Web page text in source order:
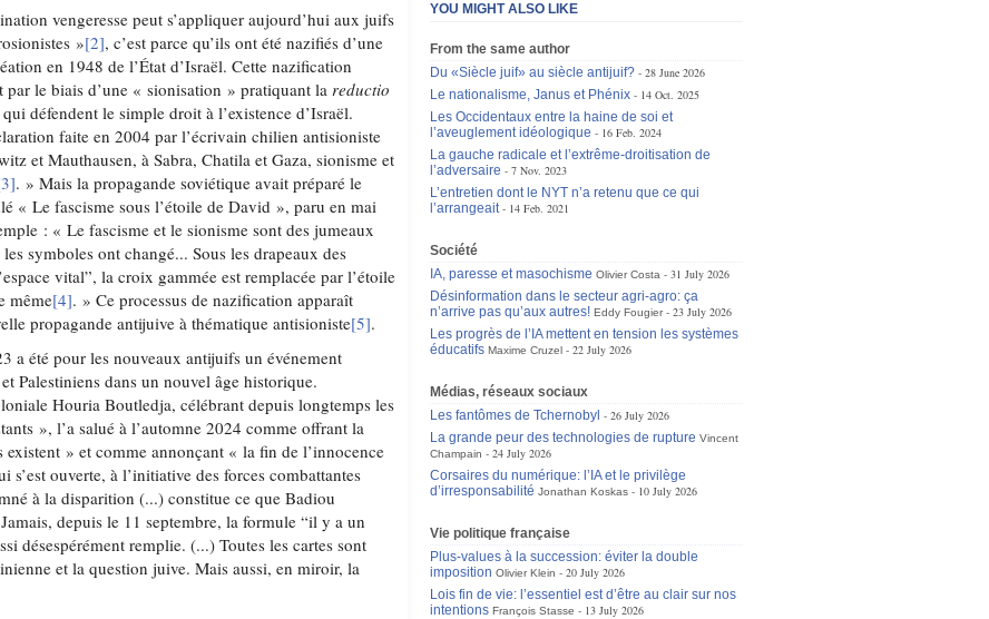
vengeresse peut s’appliquer aujourd’hui aux juifs
»[2], c’est parce qu’ils ont été nazifiés d’une
en 1948 de l’État d’Israël. Cette nazification
par le biais d’une « sionisation » pratiquant lareductio
défendent le simple droit à l’existence d’Israël.
faite en 2004 par l’écrivain chilien antisioniste
et Mauthausen, à Sabra, Chatila et Gaza, sionisme et
. » Mais la propagande soviétique avait préparé le
« Le fascisme sous l’étoile de David », paru en mai
: « Le fascisme et le sionisme sont des jumeaux
symboles ont changé... Sous les drapeaux des
vital”, la croix gammée est remplacée par l’étoile
même[4]. » Ce processus de nazification apparaît
propagande antijuive à thématique antisioniste[5].
a été pour les nouveaux antijuifs un événement
Palestiniens dans un nouvel âge historique.
Houria Boutledja, célébrant depuis longtemps les
», l’a salué à l’automne 2024 comme offrant la
existent » et comme annonçant « la fin de l’innocence
s’est ouverte, à l’initiative des forces combattantes
à la disparition (...) constitue ce que Badiou
depuis le 11 septembre, la formule “il y a un
désespérément remplie. (...) Toutes les cartes sont
et la question juive. Mais aussi, en miroir, la
YOU MIGHT ALSO LIKE
From the same author
Du «Siècle juif» au siècle antijuif?
28 June 2026
Le nationalisme, Janus et Phénix
14 Oct. 2025
Les Occidentaux entre la haine de soi et
l’aveuglement idéologique
16 Feb. 2024
La gauche radicale et l’extrême-droitisation de
l’adversaire
7 Nov. 2023
L’entretien dont le NYT n’a retenu que ce qui
l’arrangeait
14 Feb. 2021
Société
IA, paresse et masochisme Olivier Costa
31 July 2026
Désinformation dans le secteur agri-agro: ça
n’arrive pas qu’aux autres! Eddy Fougier
23 July 2026
Les progrès de l’IA mettent en tension les systèmes
éducatifs Maxime Cruzel 22 July 2026
Médias, réseaux sociaux
Les fantômes de Tchernobyl
26 July 2026
La grande peur des technologies de rupture Vincent
Champain
24 July 2026
Corsaires du numérique: l’IA et le privilège
d’irresponsabilité Jonathan Koskas 10 July 2026
Vie politique française
Plus-values à la succession: éviter la double
imposition Olivier Klein
20 July 2026
Lois fin de vie: l’essentiel est d’être au clair sur nos
intentions François Stasse
13 July 2026